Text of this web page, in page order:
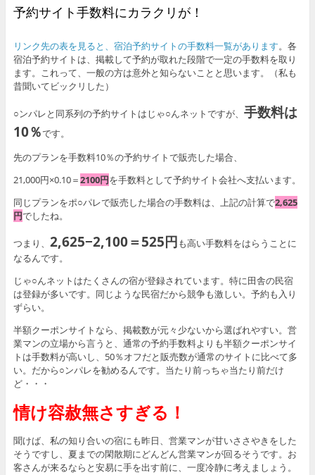
予約サイト手数料にカラクリが！
リンク先の表を見ると、宿泊予約サイトの手数料一覧があります。各
宿泊予約サイトは、掲載して予約が取れた段階で一定の手数料を取り
ます。これって、一般の方は意外と知らないことと思います。（私も
昔聞いてビックリした）
○ンパレと同系列の予約サイトはじゃ○んネットですが、 手数料は
10％です。
先のプランを手数料10％の予約サイトで販売した場合、
21,000円×0.10＝2100円を手数料として予約サイト会社へ支払います。
同じプランをポ○パレで販売した場合の手数料は、上記の計算で2,625
円でしたね。
つまり、 2,625−2,100＝525円も高い手数料をはらうことに
なるんです。
じゃ○んネットはたくさんの宿が登録されています。特に田舎の民宿
は登録が多いです。同じような民宿だから競争も激しい。予約も入り
ずらい。
半額クーポンサイトなら、掲載数が元々少ないから選ばれやすい。営
業マンの立場から言うと、通常の予約手数料よりも半額クーポンサイ
トは手数料が高いし、50％オフだと販売数が通常のサイトに比べて多
い。だから○ンパレを勧めるんです。当たり前っちゃ当たり前だけ
ど・・・
情け容赦無さすぎる！
聞けば、私の知り合いの宿にも昨日、営業マンが甘いささやきをした
そうですし、夏までの閑散期にどんどん営業マンが回るそうです。お
客さんが来るならと安易に手を出す前に、一度冷静に考えましょう。